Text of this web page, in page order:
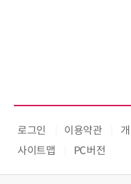
로그인 이용약관
사이트맵
PC버전